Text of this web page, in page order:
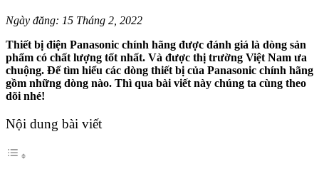
Ngày đăng: 15 Tháng 2, 2022
Thiết bị điện Panasonic chính hãng được đánh giá là dòng sản
phẩm có chất lượng tốt nhất. Và được thị trường Việt Nam ưa
chuộng. Để tìm hiểu các dòng thiết bị của Panasonic chính hãng
gồm những dòng nào. Thì qua bài viết này chúng ta cùng theo
dõi nhé!
Nội dung bài viết